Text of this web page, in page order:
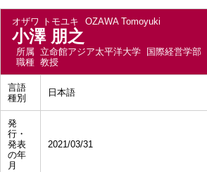
オザワ トモユキ OZAWA Tomoyuki
小澤 朋之
所属 立命館アジア太平洋大学 国際経営学部
職種 教授
言語
種別
日本語
発
行・
発表
の年
月
2021/03/31